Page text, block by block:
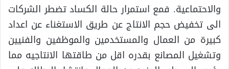
والاحتماعية. فمع استمرار حالة الكساد تضطر الشركات
الى تخفيض حجم الانتاج عن طريق الاستغناء عن اعداد
كبيرة من العمال والمستخدمين والموظفين والفنيين
وتشغيل المصانع بقدره اقل من طاقتها الانتاجيه مما